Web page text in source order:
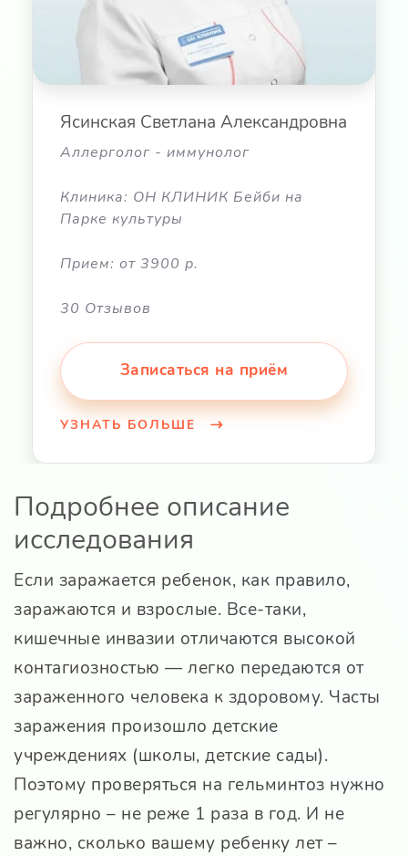
Ясинская Светлана Александровна
Аллерголог - иммунолог
Клиника: ОН КЛИНИК Бейби на
Парке культуры
Прием: от 3900 р.
30 Отзывов
Записаться на приём
УЗНАТЬ БОЛЬШЕ
Подробнее описание
исследования
Если заражается ребенок, как правило,
заражаются и взрослые. Все-таки,
кишечные инвазии отличаются высокой
контагиозностью — легко передаются от
зараженного человека к здоровому. Часты
заражения произошло детские
учреждениях (школы, детские сады).
Поэтому проверяться на гельминтоз нужно
регулярно – не реже 1 раза в год. И не
важно, сколько вашему ребенку лет –